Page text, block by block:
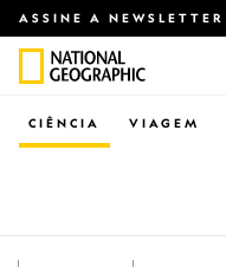
ASSINE A NEWSLETTER
CIÊNCIA VIAGEM